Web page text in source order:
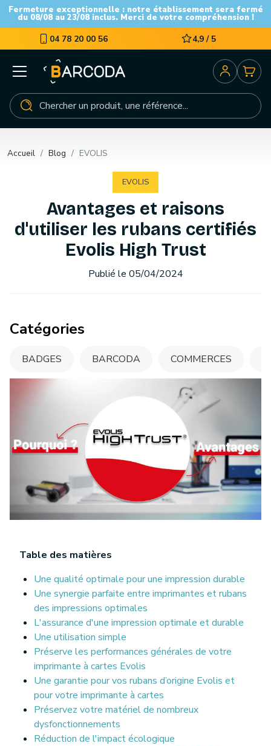
Fermeture exceptionnelle : notre établissement sera fermé
du 08/08 au 23/08 inclus. Merci de votre compréhension !
04 78 20 00 56 4,9 / 5
Accueil Blog EVOLIS
EVOLIS
Avantages et raisons
d'utiliser les rubans certifiés
Evolis High Trust
Publié le 05/04/2024
Table des matières
Une qualité optimale pour une impression durable
Une synergie parfaite entre imprimantes et rubans
des impressions optimales
L'assurance d'une impression optimale et durable
Une utilisation simple
Préserve les performances générales de votre
imprimante à cartes Evolis
Une garantie pour vos rubans d’origine Evolis et
pour votre imprimante à cartes
Préservez votre matériel de nombreux
dysfonctionnements
Réduction de l'impact écologique
Catégories
BADGES BARCODA COMMERCES